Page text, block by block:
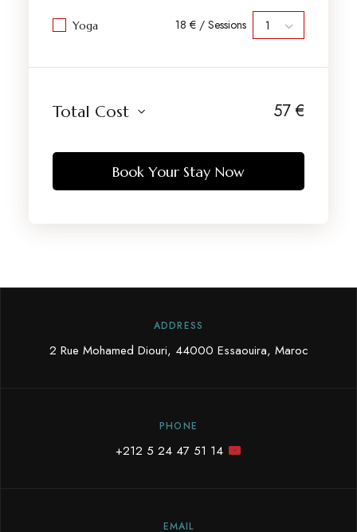
Yoga 18 € / Sessions
Total Cost 57€
Book Your Stay Now
ADDRESS
2 Rue Mohamed Diouri, 44000 Essaouira, Maroc
PHONE
+212 5 24 47 51 14
EMAIL